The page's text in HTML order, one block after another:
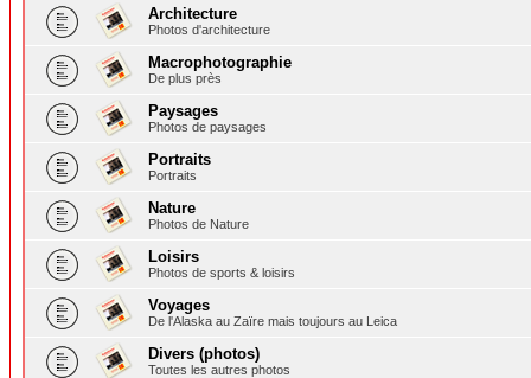
Architecture
Photos d'architecture
Macrophotographie
De plus près
Paysages
Photos de paysages
Portraits
Portraits
Nature
Photos de Nature
Loisirs
Photos de sports & loisirs
Voyages
De l'Alaska au Zaïre mais toujours au Leica
Divers (photos)
Toutes les autres photos